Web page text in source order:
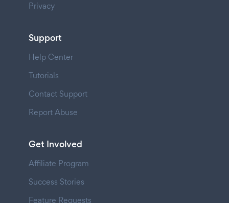
Privacy
Support
Help Center
Tutorials
Contact Support
Report Abuse
Get Involved
Affiliate Program
Success Stories
Feature Requests